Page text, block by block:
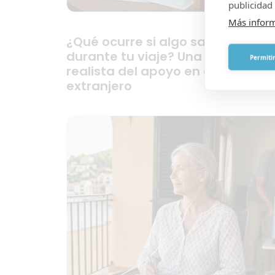
¿Qué ocurre si algo sale mal
durante tu viaje? Una visión
realista del apoyo en el
extranjero
Más